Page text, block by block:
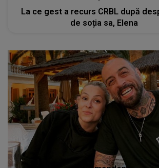
La ce gest a recurs CRBL după
de soția sa, Elena